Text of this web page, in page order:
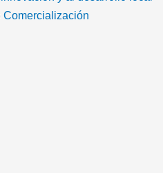
a
Comercialización